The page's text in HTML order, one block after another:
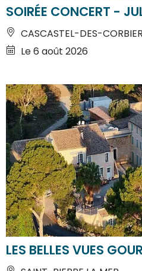
SOIRÉE CONCERT -
CASCASTEL-DES-
Le 6 août 2026
LES BELLES VUES